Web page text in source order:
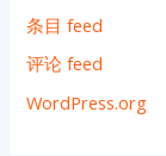
条目 feed
评论 feed
WordPress.org